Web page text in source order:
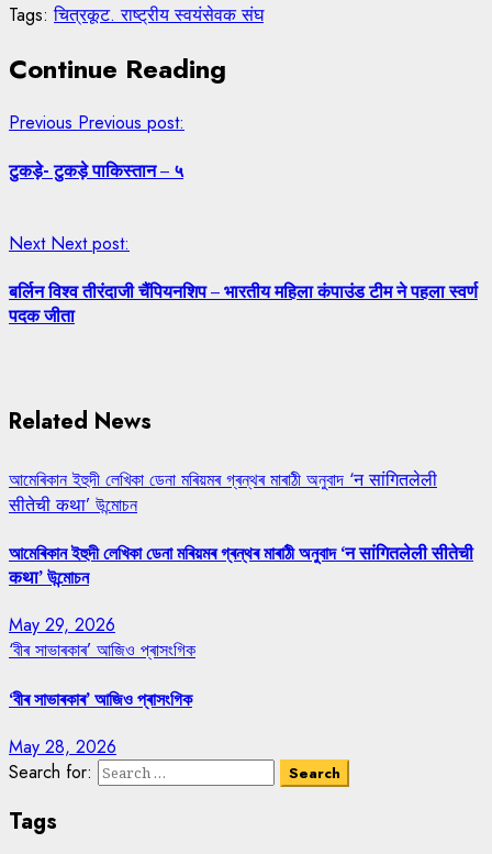
Tags:चित्रकूट. राष्ट्रीय स्वयंसेवक संघ
Continue Reading
Previous Previous post:
टुकड़े- टुकड़े पाकिस्तान – ५
Next Next post:
बर्लिन विश्व तीरंदाजी चैंपियनशिप – भारतीय महिला कंपाउंड टीम ने पहला स्वर्ण
पदक जीता
Related News
আমেৰিকান ইহুদী লেখিকা ডেনা মৰিয়মৰ গ্ৰন্থৰ মাৰাঠী অনুবাদ ‘न सांगितलेली
सीतेची कथा’ উন্মোচন
আমেৰিকান ইহুদী লেখিকা ডেনা মৰিয়মৰ গ্ৰন্থৰ মাৰাঠী অনুবাদ ‘न सांगितलेली सीतेची
कथा’ উন্মোচন
May 29, 2026
‘বীৰ সাভাৰকাৰ’ আজিও প্ৰাসংগিক
‘বীৰ সাভাৰকাৰ’ আজিও প্ৰাসংগিক
May 28, 2026
Search for:
Tags